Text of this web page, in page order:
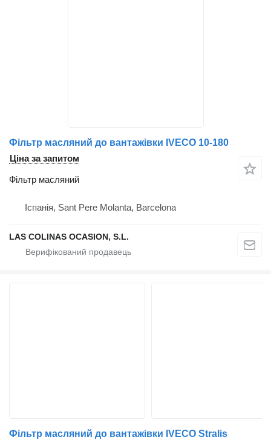
Фільтр масляний до вантажівки IVECO 10-180
Ціна за запитом
Фільтр масляний
Іспанія, Sant Pere Molanta, Barcelona
LAS COLINAS OCASION, S.L.
Фільтр масляний до вантажівки IVECO Stralis